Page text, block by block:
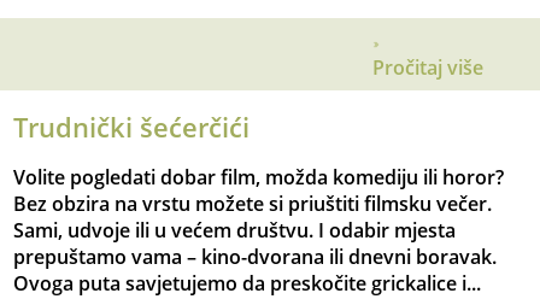
Pročitaj više
Trudnički šećerčići
Volite pogledati dobar film, možda komediju ili horor?
Bez obzira na vrstu možete si priuštiti filmsku večer.
Sami, udvoje ili u većem društvu. I odabir mjesta
prepuštamo vama – kino-dvorana ili dnevni boravak.
Ovoga puta savjetujemo da preskočite grickalice i...